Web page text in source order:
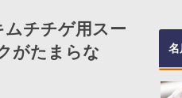
ムチチゲ用スー
がたまらな
名